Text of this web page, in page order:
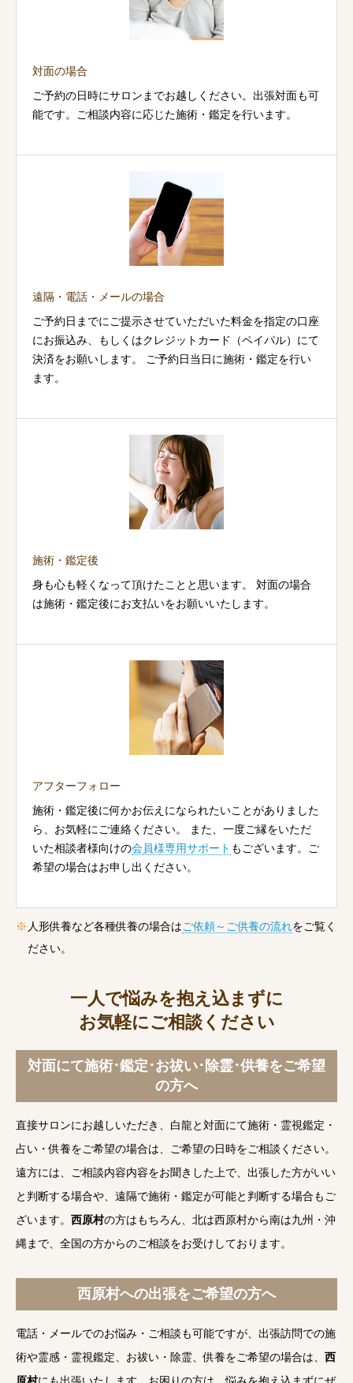
対面の場合
ご予約の日時にサロンまでお越しください。出張対面も可
能です。ご相談内容に応じた施術・鑑定を行います。
遠隔・電話・メールの場合
ご予約日までにご提示させていただいた料金を指定の口座
にお振込み、もしくはクレジットカード（ペイパル）にて
決済をお願いします。 ご予約日当日に施術・鑑定を行い
ます。
施術・鑑定後
身も心も軽くなって頂けたことと思います。 対面の場合
は施術・鑑定後にお支払いをお願いいたします。
アフターフォロー
施術・鑑定後に何かお伝えになられたいことがありました
ら、お気軽にご連絡ください。 また、一度ご縁をいただ
いた相談者様向けの会員様専用サポート もございます。ご
希望の場合はお申し出ください。
人形供養など各種供養の場合は ご依頼～ご供養の流れをご覧く
ださい。
一人で悩みを抱え込まずに
お気軽にご相談ください
対面にて施術･鑑定･お祓い･除霊･供養をご希望
の方へ
直接サロンにお越しいただき、白龍と対面にて施術・霊視鑑定・
占い・供養をご希望の場合は、ご希望の日時をご相談ください。
遠方には、ご相談内容内容をお聞きした上で、出張した方がいい
と判断する場合や、遠隔で施術・鑑定が可能と判断する場合もご
ざいます。 西原村の方はもちろん、北は西原村から南は九州・沖
縄まで、全国の方からのご相談をお受けしております。
西原村への出張をご希望の方へ
電話・メールでのお悩み・ご相談も可能ですが、出張訪問での施
術や霊感・霊視鑑定、お祓い・除霊、供養をご希望の場合は、 西